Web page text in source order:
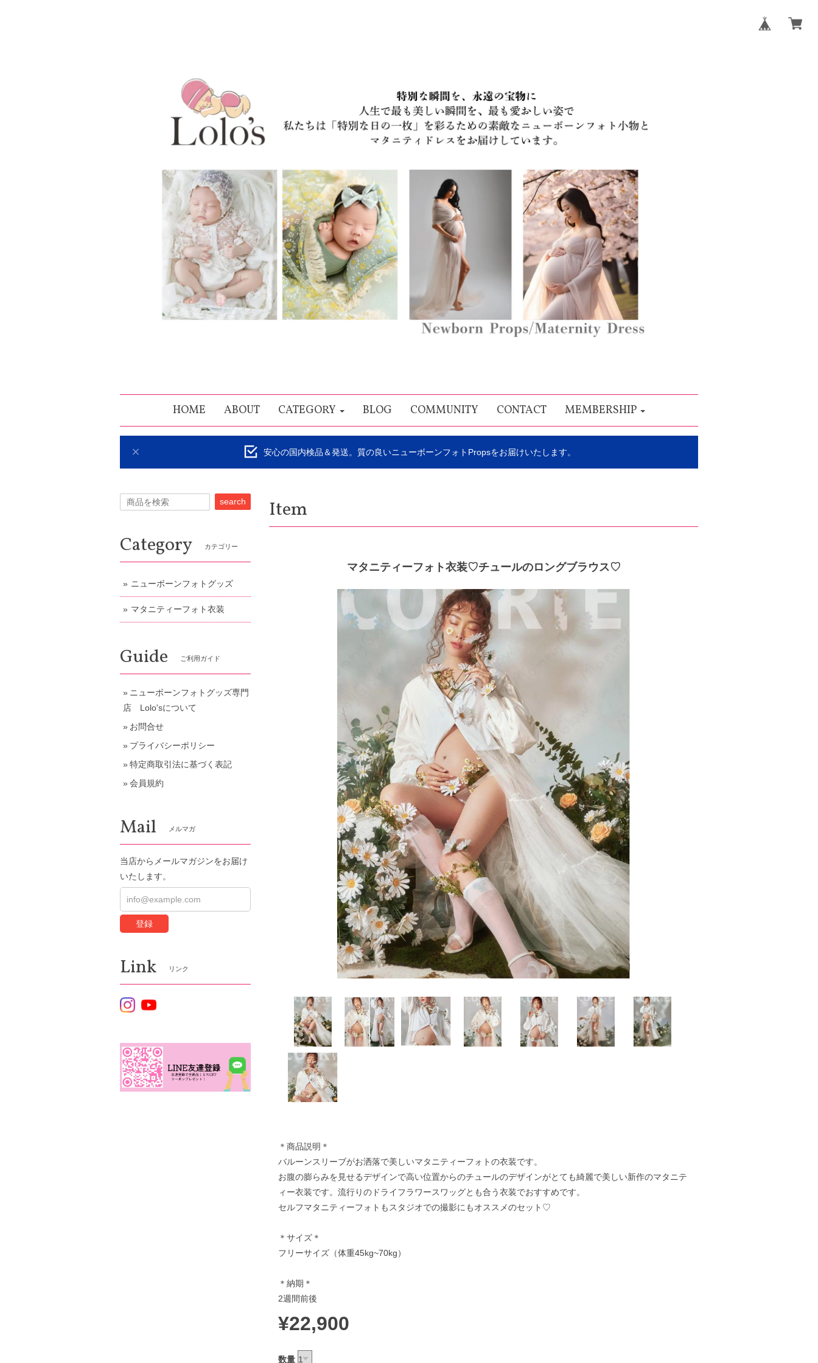
HOME ABOUT CATEGORY BLOG COMMUNITY CONTACT MEMBERSHIP
安心の国内検品＆発送。質の良いニューボーンフォトPropsをお届けいたします。
Item
マタニティーフォト衣装♡チュールのロングブラウス♡
＊商品説明＊
バルーンスリーブがお洒落で美しいマタニティーフォトの衣装です。
お腹の膨らみを見せるデザインで高い位置からのチュールのデザインがとても綺麗で美しい新作のマタニテ
ィー衣装です。流行りのドライフラワースワッグとも合う衣装でおすすめです。
セルフマタニティーフォトもスタジオでの撮影にもオススメのセット♡
＊サイズ＊
フリーサイズ（体重45kg~70kg）
＊納期＊
2週間前後
¥22,900
数量
search
Category カテゴリー
ニューボーンフォトグッズ
マタニティーフォト衣装
Guide ご利用ガイド
ニューボーンフォトグッズ専門
店 Lolo'sについて
お問合せ
プライバシーポリシー
特定商取引法に基づく表記
会員規約
Mail メルマガ
当店からメールマガジンをお届け
いたします。
登録
Link リンク